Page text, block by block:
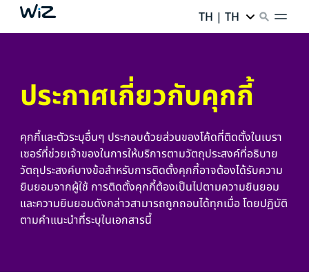
TH | TH
ประกาศเกี่ยวกับคุกกี้
คุกกี้และตัวระบุอื่นๆ ประกอบด้วยส่วนของโค้ดที่ติดตั้งในเบรา
เซอร์ที่ช่วยเจ้าของในการให้บริการตามวัตถุประสงค์ที่อธิบาย
วัตถุประสงค์บางข้อสำหรับการติดตั้งคุกกี้อาจต้องได้รับความ
ยินยอมจากผู้ใช้ การติดตั้งคุกกี้ต้องเป็นไปตามความยินยอม
และความยินยอมดังกล่าวสามารถถูกถอนได้ทุกเมื่อ โดยปฏิบัติ
ตามคำแนะนำที่ระบุในเอกสารนี้